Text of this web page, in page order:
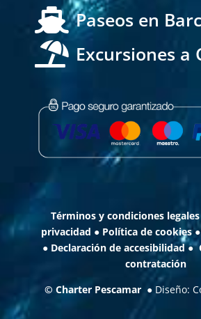
 Paseos en
 Excursiones a
Términos y condiciones legales
privacidad ● Política de cookies
● Declaración de accesibilidad●
contratación
©Charter Pescamar ● Diseño: